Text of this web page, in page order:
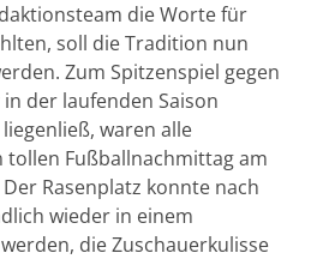
die Worte für
soll die Tradition nun
Zum Spitzenspiel gegen
der laufenden Saison
waren alle
tollen Fußballnachmittag am
Rasenplatz konnte nach
wieder in einem
die Zuschauerkulisse